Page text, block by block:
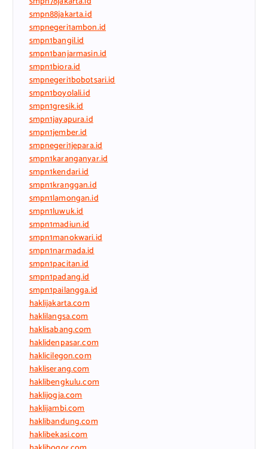
smpn88jakarta.id
smpnegeri1ambon.id
smpn1bangil.id
smpn1banjarmasin.id
smpn1biora.id
smpnegeri1bobotsari.id
smpn1boyolali.id
smpn1gresik.id
smpn1jayapura.id
smpn1jember.id
smpnegeri1jepara.id
smpn1karanganyar.id
smpn1kendari.id
smpn1kranggan.id
smpn1lamongan.id
smpn1luwuk.id
smpn1madiun.id
smpn1manokwari.id
smpn1narmada.id
smpn1pacitan.id
smpn1padang.id
smpn1pailangga.id
haklijakarta.com
haklilangsa.com
haklisabang.com
haklidenpasar.com
haklicilegon.com
hakliserang.com
haklibengkulu.com
haklijogja.com
haklijambi.com
haklibandung.com
haklibekasi.com